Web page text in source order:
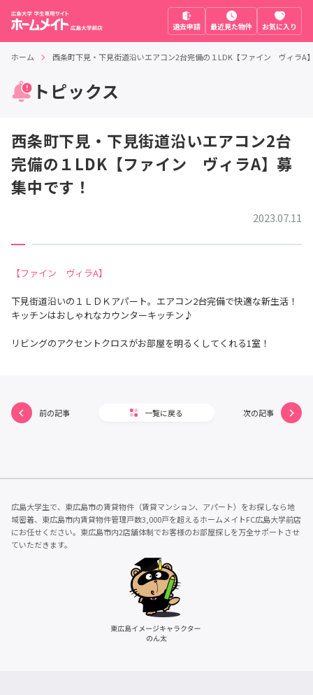
退去申請 最近見た物件 お気に入り
ホーム 西条町下見・下見街道沿いエアコン2台完備の１LDK【ファイン ヴィラA
トピックス
西条町下見・下見街道沿いエアコン2台
完備の１LDK【ファイン ヴィラA】募
集中です！
2023.07.11
【ファイン ヴィラA】
下見街道沿いの１ＬＤＫアパート。エアコン2台完備で快適な新生活！
キッチンはおしゃれなカウンターキッチン♪
リビングのアクセントクロスがお部屋を明るくしてくれる1室！
前の記事 一覧に戻る 次の記事
広島大学生で、東広島市の賃貸物件（賃貸マンション、アパート）をお探しなら地
域密着、東広島市内賃貸物件管理戸数3,000戸を超えるホームメイトFC広島大学前店
にお任せください。東広島市内2店舗体制でお客様のお部屋探しを万全サポートさせ
ていただきます。